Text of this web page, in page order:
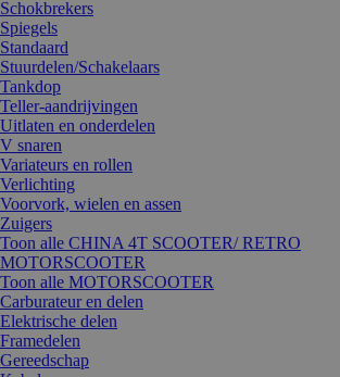
Schokbrekers
Spiegels
Standaard
Stuurdelen/Schakelaars
Tankdop
Teller-aandrijvingen
Uitlaten en onderdelen
V snaren
Variateurs en rollen
Verlichting
Voorvork, wielen en assen
Zuigers
Toon alle CHINA 4T SCOOTER/ RETRO
MOTORSCOOTER
Toon alle MOTORSCOOTER
Carburateur en delen
Elektrische delen
Framedelen
Gereedschap